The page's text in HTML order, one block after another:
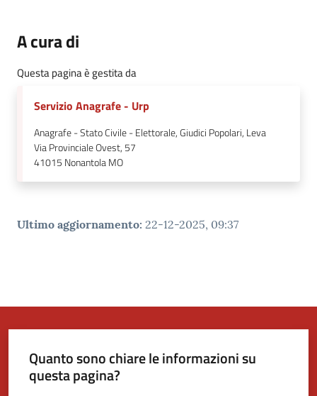
A cura di
Questa pagina è gestita da
Servizio Anagrafe - Urp
Anagrafe - Stato Civile - Elettorale, Giudici Popolari, Leva
Via Provinciale Ovest, 57
41015 Nonantola MO
Ultimo aggiornamento: 22-12-2025, 09:37
Quanto sono chiare le informazioni su
questa pagina?